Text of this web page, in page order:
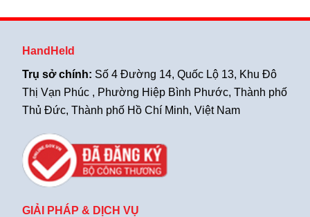
HandHeld
Trụ sở chính: Số 4 Đường 14, Quốc Lộ 13, Khu Đô
Thị Vạn Phúc , Phường Hiệp Bình Phước, Thành phố
Thủ Đức, Thành phố Hồ Chí Minh, Việt Nam
GIẢI PHÁP & DỊCH VỤ